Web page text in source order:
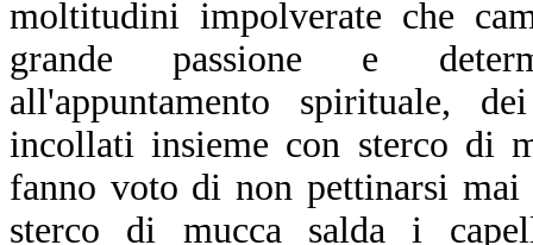
moltitudini impolverate che
grande passione e
all'appuntamento spirituale,
incollati insieme con sterco di
fanno voto di non pettinarsi
sterco di mucca salda i